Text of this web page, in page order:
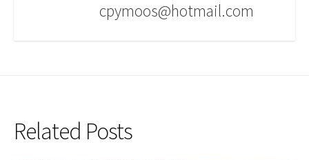
cpymoos@hotmail.com
Related Posts